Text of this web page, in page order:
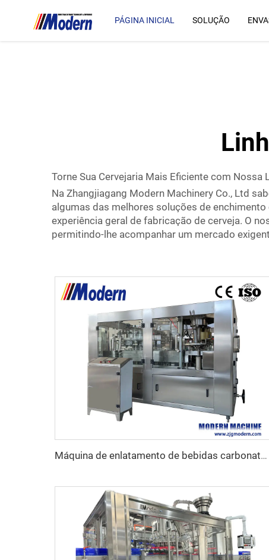
PÁGINA INICIAL SOLUÇÃO
Torne Sua Cervejaria Mais Eficiente com Nossa
Na Zhangjiagang Modern Machinery Co., Ltd
algumas das melhores soluções de
experiência geral de fabricação de cerveja. O
permitindo-lhe acompanhar um mercado
Máquina de enlatamento de bebidas carbonatadas